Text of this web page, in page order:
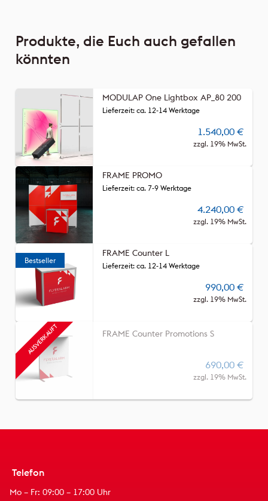
Produkte, die Euch auch gefallen
könnten
MODULAP One Lightbox AP_80 200
Lieferzeit: ca. 12-14 Werktage
1.540,00 €
zzgl. 19% MwSt.
FRAME PROMO
Lieferzeit: ca. 7-9 Werktage
4.240,00 €
zzgl. 19% MwSt.
FRAME Counter L
Lieferzeit: ca. 12-14 Werktage
990,00 €
zzgl. 19% MwSt.
FRAME Counter Promotions S
690,00 €
zzgl. 19% MwSt.
Telefon
Mo – Fr: 09:00 – 17:00 Uhr